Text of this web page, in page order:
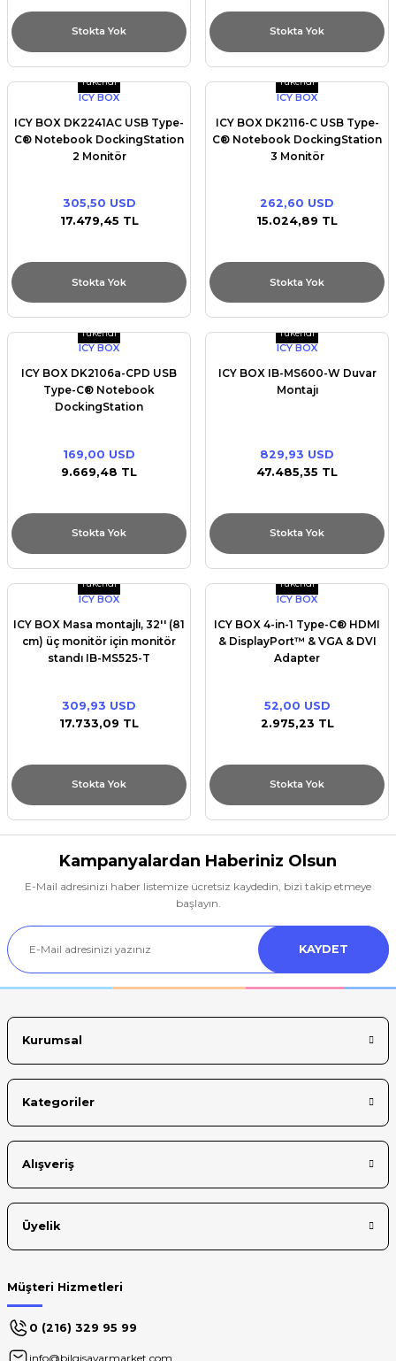
Stokta Yok Stokta Yok
Tükendi
ICY BOX
ICY BOX DK2241AC USB Type-
C® Notebook DockingStation
2 Monitör
305,50 USD
17.479,45 TL
Stokta Yok
Tükendi
ICY BOX
ICY BOX DK2116-C USB Type-
C® Notebook DockingStation
3 Monitör
262,60 USD
15.024,89 TL
Stokta Yok
Tükendi
ICY BOX
ICY BOX DK2106a-CPD USB
Type-C® Notebook
DockingStation
169,00 USD
9.669,48 TL
Stokta Yok
Tükendi
ICY BOX
ICY BOX IB-MS600-W Duvar
Montajı
829,93 USD
47.485,35 TL
Stokta Yok
Tükendi
ICY BOX
ICY BOX Masa montajlı, 32'' (81
cm) üç monitör için monitör
standı IB-MS525-T
309,93 USD
17.733,09 TL
Stokta Yok
Tükendi
ICY BOX
ICY BOX 4-in-1 Type-C® HDMI
& DisplayPort™ & VGA & DVI
Adapter
52,00 USD
2.975,23 TL
Stokta Yok
Kampanyalardan Haberiniz Olsun
E-Mail adresinizi haber listemize ücretsiz kaydedin, bizi takip etmeye
başlayın.
KAYDET
Kurumsal
Kategoriler
Alışveriş
Üyelik
Müşteri Hizmetleri
0 (216) 329 95 99
info@bilgisayarmarket.com